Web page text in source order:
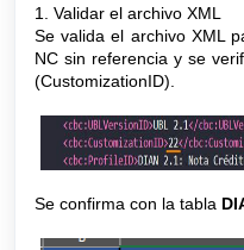
1. Validar el archivo XML
Se valida el archivo XML
NC sin referencia y se
(CustomizationID).
Se confirma con la tabla